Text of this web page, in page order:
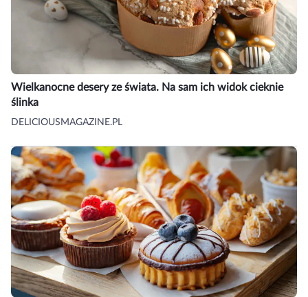
Wielkanocne desery ze świata. Na sam ich widok cieknie
ślinka
DELICIOUSMAGAZINE.PL